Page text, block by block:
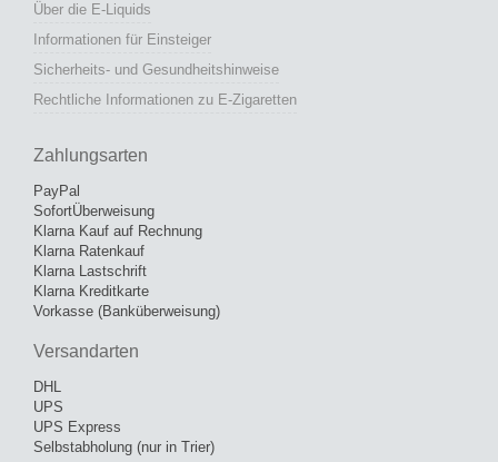
Über die E-Liquids
Informationen für Einsteiger
Sicherheits- und Gesundheitshinweise
Rechtliche Informationen zu E-Zigaretten
Zahlungsarten
PayPal
SofortÜberweisung
Klarna Kauf auf Rechnung
Klarna Ratenkauf
Klarna Lastschrift
Klarna Kreditkarte
Vorkasse (Banküberweisung)
Versandarten
DHL
UPS
UPS Express
Selbstabholung (nur in Trier)